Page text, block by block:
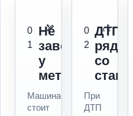
0
1
Не
заводится
у
метро
Машина
стоит
0
2
ДТП
рядом
со
При
ДТП